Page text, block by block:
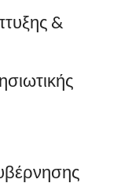
&